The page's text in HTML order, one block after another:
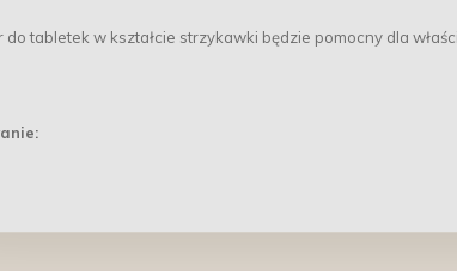
do tabletek w kształcie strzykawki będzie pomocny dla